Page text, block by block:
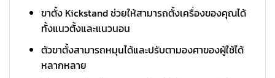
ขาตั้ง Kickstand ช่วยให้สามารถตั้งเครื่องของคุณได้
ทั้งแนวตั้งและแนวนอน
ตัวขาตั้งสามารถหมุนได้และปรับตามองศาของผู้ใช้ได้
หลากหลาย